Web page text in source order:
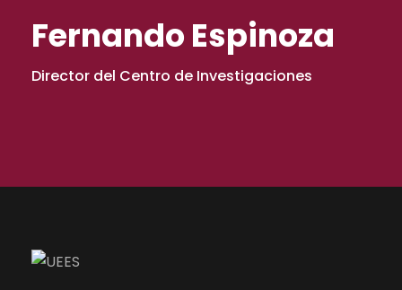
Fernando Espinoza
Director del Centro de Investigaciones